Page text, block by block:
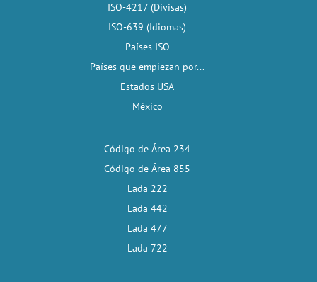
ISO-4217 (Divisas)
ISO-639 (Idiomas)
Países ISO
Países que empiezan por...
Estados USA
México
Código de Área 234
Código de Área 855
Lada 222
Lada 442
Lada 477
Lada 722